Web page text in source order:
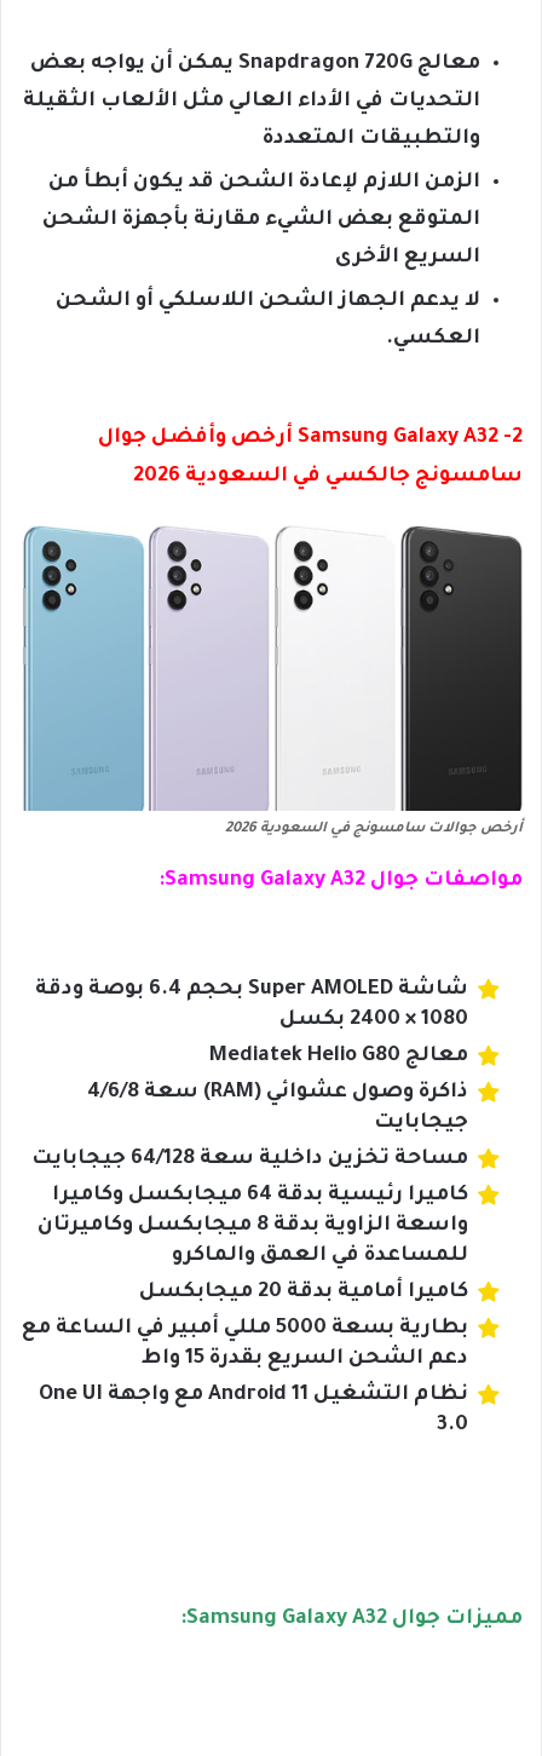
معالج Snapdragon 720G يمكن أن يواجه بعض
التحديات في الأداء العالي مثل الألعاب الثقيلة
والتطبيقات المتعددة
الزمن اللازم لإعادة الشحن قد يكون أبطأ من
المتوقع بعض الشيء مقارنة بأجهزة الشحن
السريع الأخرى
لا يدعم الجهاز الشحن اللاسلكي أو الشحن
العكسي.
2- Samsung Galaxy A32 أرخص وأفضل جوال
سامسونج جالكسي في السعودية 2026
أرخص جوالات سامسونج في السعودية 2026
مواصفات جوال Samsung Galaxy A32:
شاشة Super AMOLED بحجم 6.4 بوصة ودقة
1080 × 2400 بكسل
معالج Mediatek Helio G80
ذاكرة وصول عشوائي (RAM) سعة 4/6/8
جيجابايت
مساحة تخزين داخلية سعة 64/128 جيجابايت
كاميرا رئيسية بدقة 64 ميجابكسل وكاميرا
واسعة الزاوية بدقة 8 ميجابكسل وكاميرتان
للمساعدة في العمق والماكرو
كاميرا أمامية بدقة 20 ميجابكسل
بطارية بسعة 5000 مللي أمبير في الساعة مع
دعم الشحن السريع بقدرة 15 واط
نظام التشغيل Android 11 مع واجهة One UI
3.0
مميزات جوال Samsung Galaxy A32: